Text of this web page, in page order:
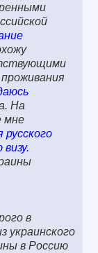
На
мне
русского
в
украинского
в Россию